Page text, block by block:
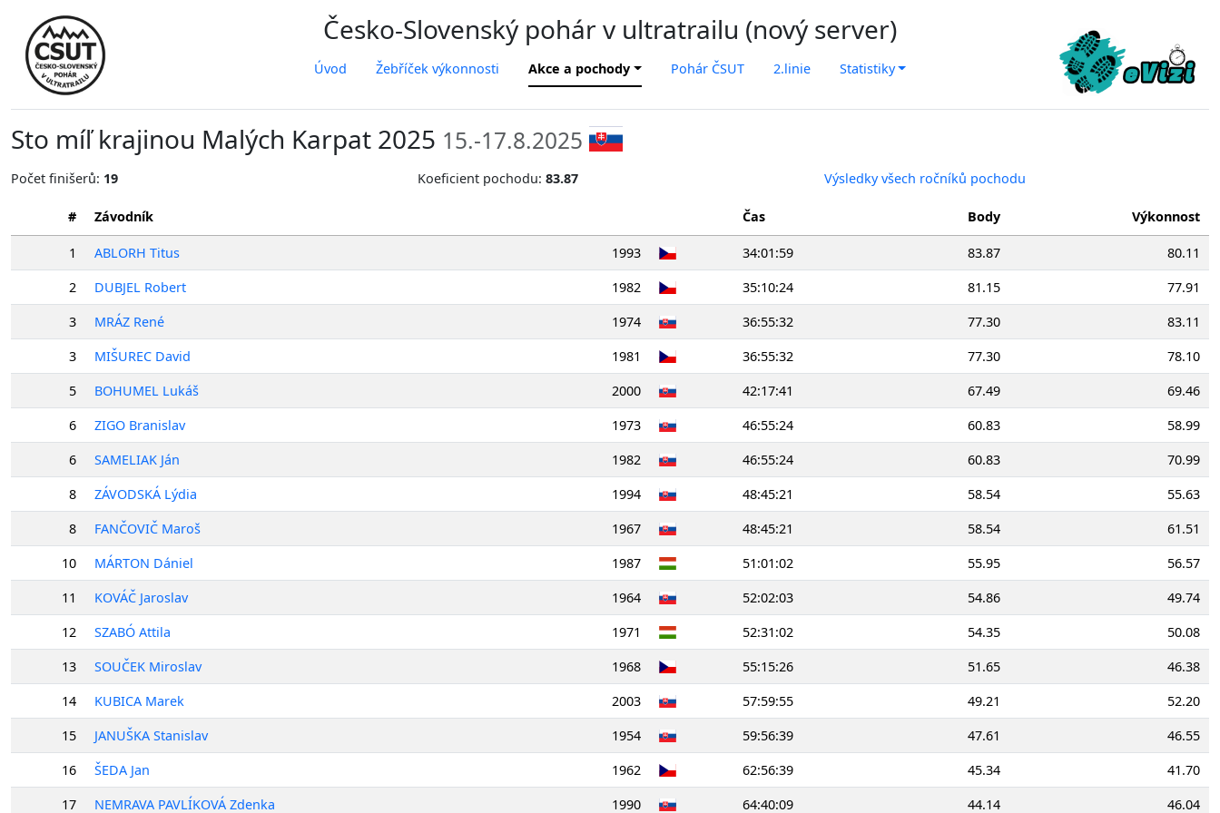
Česko-Slovenský pohár v ultratrailu (nový server)
Úvod Žebříček výkonnosti Akce a pochody Pohár ČSUT 2.linie Statistiky
Sto míľ krajinou Malých Karpat 2025 15.-17.8.2025
Počet finišerů: 19 Koeficient pochodu: 83.87 Výsledky všech ročníků pochodu
# Závodník Čas Body Výkonnost
1 ABLORH Titus 1993 34:01:59 83.87
80.11
2
DUBJEL Robert 1982 35:10:24 81.15
77.91
3
MRÁZ René 1974 36:55:32 77.30
83.11
3
MIŠUREC David 1981 36:55:32 77.30
78.10
5
BOHUMEL Lukáš 2000 42:17:41 67.49
69.46
6
ZIGO Branislav 1973 46:55:24 60.83
58.99
6
SAMELIAK Ján 1982 46:55:24 60.83
70.99
8
ZÁVODSKÁ Lýdia 1994 48:45:21 58.54
55.63
8
FANČOVIČ Maroš 1967 48:45:21 58.54
61.51
10
MÁRTON Dániel 1987 51:01:02 55.95
56.57
11
KOVÁČ Jaroslav 1964 52:02:03 54.86
49.74
12
SZABÓ Attila 1971 52:31:02 54.35
50.08
13
SOUČEK Miroslav 1968 55:15:26 51.65
46.38
14
KUBICA Marek 2003 57:59:55 49.21
52.20
15
JANUŠKA Stanislav 1954 59:56:39 47.61
46.55
16
ŠEDA Jan 1962 62:56:39 45.34
41.70
17
NEMRAVA PAVLÍKOVÁ Zdenka 1990 64:40:09 44.14 46.04